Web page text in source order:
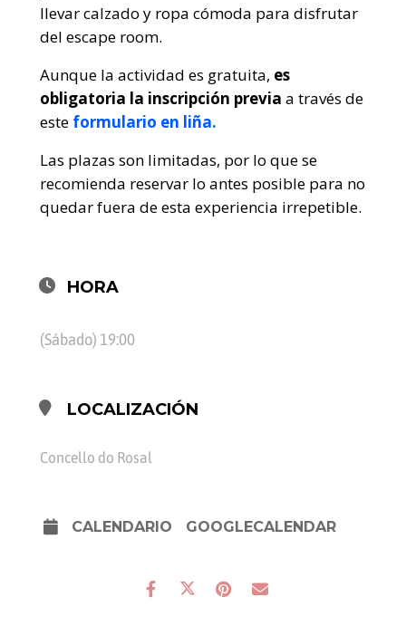
llevar calzado y ropa cómoda para disfrutar
del escape room.
Aunque la actividad es gratuita, es
obligatoria la inscripción previa a través de
este formulario en liña.
Las plazas son limitadas, por lo que se
recomienda reservar lo antes posible para no
quedar fuera de esta experiencia irrepetible.
HORA
(Sábado) 19:00
LOCALIZACIÓN
Concello do Rosal
CALENDARIO GOOGLECALENDAR